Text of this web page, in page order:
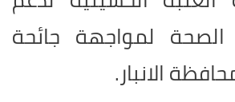
لمواجهة جائحة
الانبار.